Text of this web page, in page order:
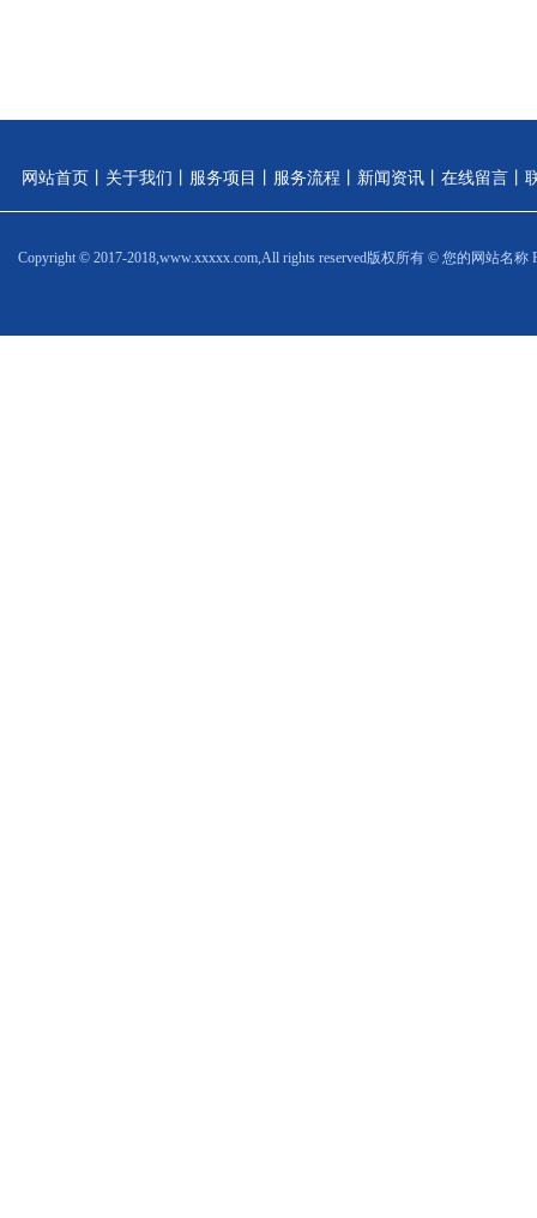
网站首页 关于我们 服务项目 服务流程 新闻资讯 在线留言
Copyright © 2017-2018,www.xxxxx.com,All rights reserved版权所有 © 您的网站名称